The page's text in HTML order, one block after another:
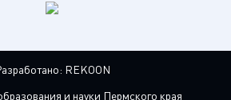
REKOON
и науки Пермского края